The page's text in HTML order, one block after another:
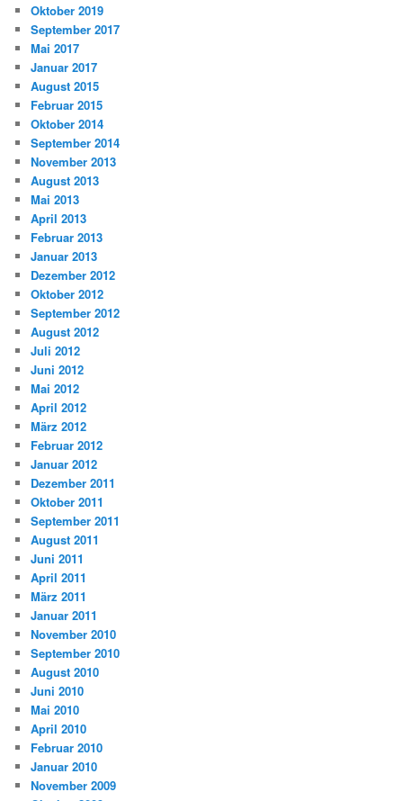
Oktober 2019
September 2017
Mai 2017
Januar 2017
August 2015
Februar 2015
Oktober 2014
September 2014
November 2013
August 2013
Mai 2013
April 2013
Februar 2013
Januar 2013
Dezember 2012
Oktober 2012
September 2012
August 2012
Juli 2012
Juni 2012
Mai 2012
April 2012
März 2012
Februar 2012
Januar 2012
Dezember 2011
Oktober 2011
September 2011
August 2011
Juni 2011
April 2011
März 2011
Januar 2011
November 2010
September 2010
August 2010
Juni 2010
Mai 2010
April 2010
Februar 2010
Januar 2010
November 2009